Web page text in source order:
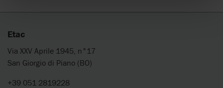
Etac
Via XXV Aprile 1945, n°17
San Giorgio di Piano (BO)
+39 051 2819228